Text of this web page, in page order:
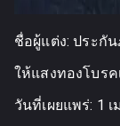
ชื่อผู้แต่ง:ประกัน
ให้แสงทองโบร
วันที่เผยแพร่: 1